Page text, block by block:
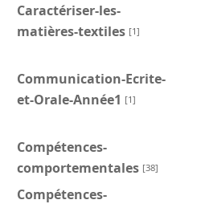
Caractériser-les-
matières-textiles [1]
Communication-Ecrite-
et-Orale-Année1 [1]
Compétences-
comportementales [38]
Compétences-